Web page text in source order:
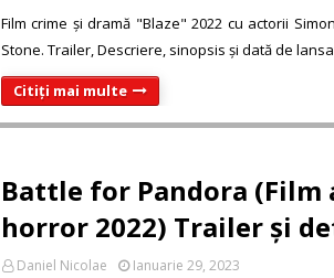
Film crime și dramă "Blaze" 2022 cu actorii
Stone. Trailer, Descriere, sinopsis și dată de
Citiți mai multe
Battle for Pandora (Film
horror 2022) Trailer și
Daniel Nicolae Ianuarie 29, 2023